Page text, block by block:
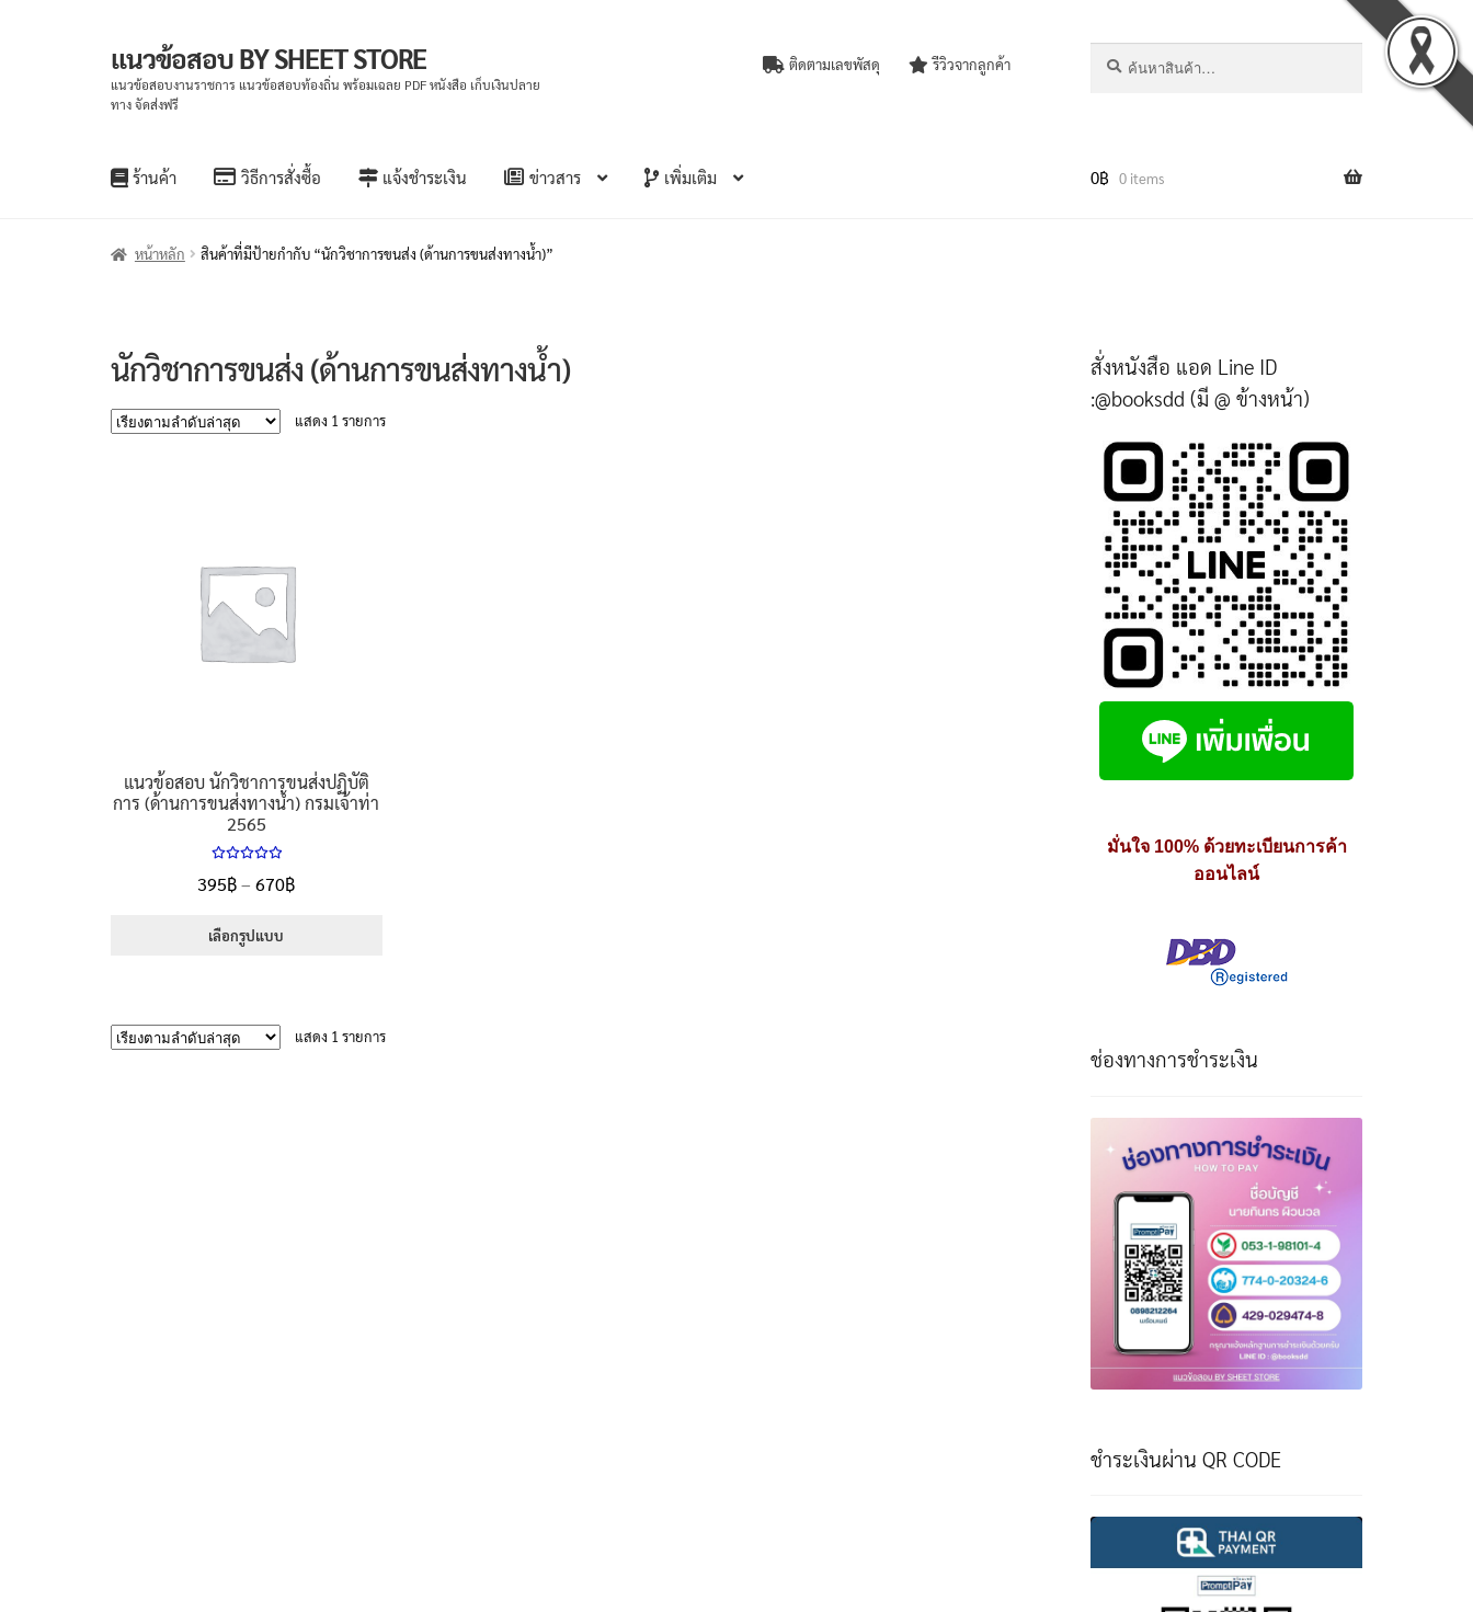
Skip
to
navigation
Skip
to
content
แนวข้อสอบ BY SHEET STORE
แนวข้อสอบงานราชการ แนวข้อสอบท้องถิ่น พร้อมเฉลย PDF หนังสือ เก็บเงินปลาย
ทาง จัดส่งฟรี
ติดตามเลขพัสดุ รีวิวจากลูกค้า
ร้านค้า วิธีการสั่งซื้อ แจ้งชำระเงิน ข่าวสาร เพิ่มเติม 0฿ 0 items
หน้าหลัก สินค้าที่มีป้ายกำกับ “นักวิชาการขนส่ง (ด้านการขนส่งทางน้ำ)”
นักวิชาการขนส่ง (ด้านการขนส่งทางน้ำ)
แสดง 1 รายการ
แนวข้อสอบ นักวิชาการขนส่งปฏิบัติ
การ (ด้านการขนส่งทางน้ำ) กรมเจ้าท่า
2565
5.00
ตั้งแต่
395฿ – 670฿Price
เลือกรูปแบบ
multipleแสดง 1 รายการ
สั่งหนังสือ แอด Line ID
:@booksdd (มี @ ข้างหน้า)
มั่นใจ 100% ด้วยทะเบียนการค้า
ออนไลน์
ช่องทางการชำระเงิน
ชำระเงินผ่าน QR CODE